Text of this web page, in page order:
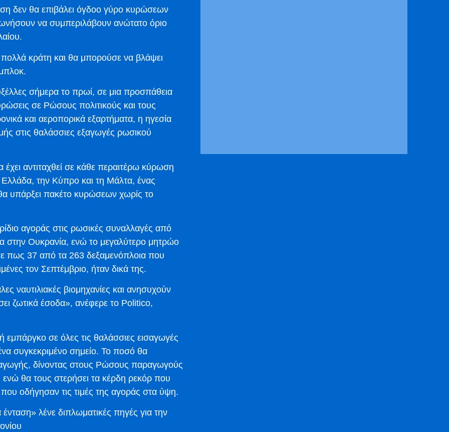
δεν θα επιβάλει όγδοο γύρο κυρώσεων
να συμπεριλάβουν ανώτατο όριο
πολλά κράτη και θα μπορούσε να βλάψει
σήμερα το πρωί, σε μια προσπάθεια
σε Ρώσους πολιτικούς και τους
και αεροπορικά εξαρτήματα, η ηγεσία
στις θαλάσσιες εξαγωγές ρωσικού
αντιταχθεί σε κάθε περαιτέρω κύρωση
την Κύπρο και τη Μάλτα, ένας
υπάρξει πακέτο κυρώσεων χωρίς το
αγοράς στις ρωσικές συναλλαγές από
στην Ουκρανία, ενώ το μεγαλύτερο μητρώο
πως 37 από τα 263 δεξαμενόπλοια που
τον Σεπτέμβριο, ήταν δικά της.
ναυτιλιακές βιομηχανίες και ανησυχούν
ζωτικά έσοδα», ανέφερε το Politico,
εμπάργκο σε όλες τις θαλάσσιες εισαγωγές
συγκεκριμένο σημείο. Το ποσό θα
δίνοντας στους Ρώσους παραγωγούς
θα τους στερήσει τα κέρδη ρεκόρ που
οδήγησαν τις τιμές της αγοράς στα ύψη.
λένε διπλωματικές πηγές για την